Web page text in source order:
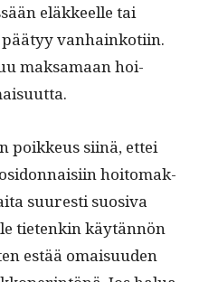
eläk­keelle tai
van­hainkoti­in.
mak­samaan hoi­
poikkeus siinä, ettei
hoit­o­mak­
suuresti suo­si­va
tietenkin käytän­nön
estää omaisu­u­den